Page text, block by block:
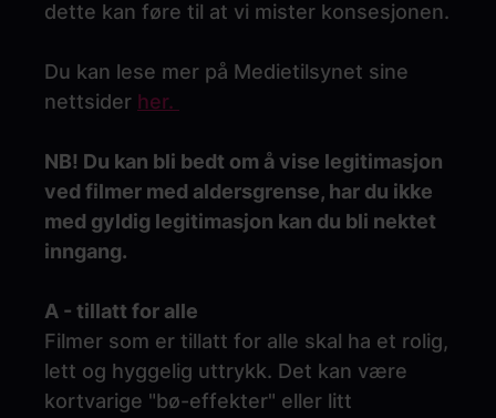
dette kan føre til at vi mister konsesjonen.
Du kan lese mer på Medietilsynet sine
nettsider her.
NB! Du kan bli bedt om å vise legitimasjon
ved filmer med aldersgrense, har du ikke
med gyldig legitimasjon kan du bli nektet
inngang.
A - tillatt for alle
Filmer som er tillatt for alle skal ha et rolig,
lett og hyggelig uttrykk. Det kan være
kortvarige "bø-effekter" eller litt